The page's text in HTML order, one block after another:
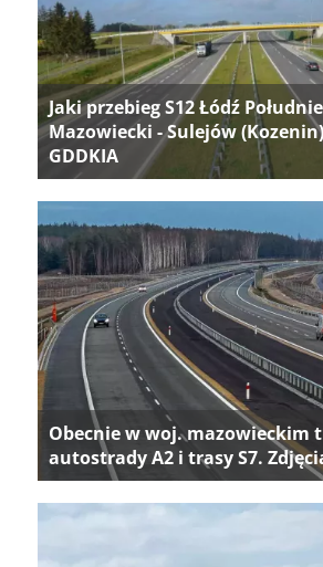
Jaki przebieg S12 Łódź
Mazowiecki - Sulejów
GDDKIA
Obecnie w woj. mazowieckim
autostrady A2 i trasy S7.